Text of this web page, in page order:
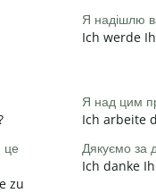
Я надішлю
Ich werde
Я над цим
Ich arbeite
це
zu
Дякуємо за
Ich danke